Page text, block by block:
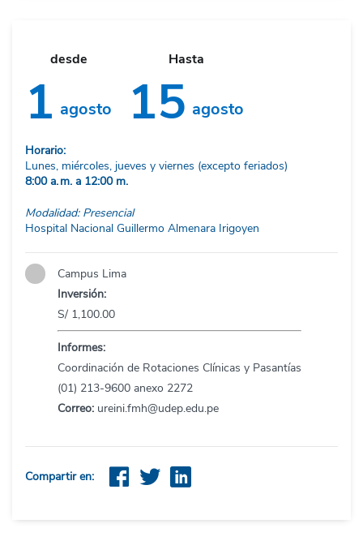
desde
1 agosto
Hasta
15 agosto
Horario:
Lunes, miércoles, jueves y viernes (excepto feriados)
8:00 a. m. a 12:00 m.
Modalidad: Presencial
Hospital Nacional Guillermo Almenara Irigoyen
Campus Lima
Inversión:
S/ 1,100.00
Informes:
Coordinación de Rotaciones Clínicas y Pasantías
(01) 213-9600 anexo 2272
Correo: ureini.fmh@udep.edu.pe
Compartir en: